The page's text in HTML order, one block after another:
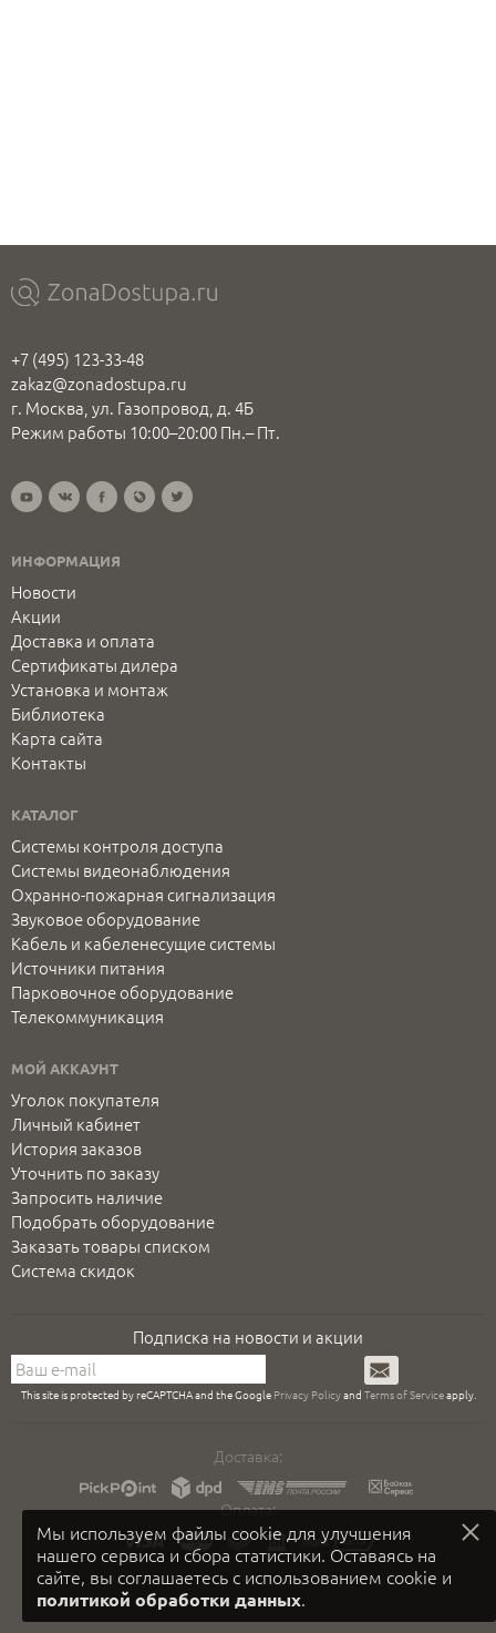
Мы используем файлы cookie для улучшения
нашего сервиса и сбора статистики. Оставаясь на
сайте, вы соглашаетесь с использованием cookie и
политикой обработки данных.
+7 (495) 123-33-48
zakaz@zonadostupa.ru
г. Москва, ул. Газопровод, д. 4Б
Режим работы 10:00–20:00 Пн.– Пт.
ИНФОРМАЦИЯ
Новости
Акции
Доставка и оплата
Сертификаты дилера
Установка и монтаж
Библиотека
Карта сайта
Контакты
КАТАЛОГ
Системы контроля доступа
Системы видеонаблюдения
Охранно-пожарная сигнализация
Звуковое оборудование
Кабель и кабеленесущие системы
Источники питания
Парковочное оборудование
Телекоммуникация
МОЙ АККАУНТ
Уголок покупателя
Личный кабинет
История заказов
Уточнить по заказу
Запросить наличие
Подобрать оборудование
Заказать товары списком
Система скидок
Подписка на новости и акции
Подписаться
This site is protected by reCAPTCHA and the Google Privacy Policyand Terms of Serviceapply.
Доставка:
Оплата: